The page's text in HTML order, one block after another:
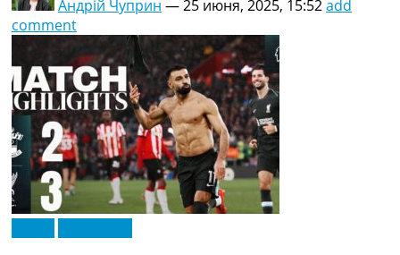
Андрій Чуприн —25 июня, 2025, 15:52add
comment